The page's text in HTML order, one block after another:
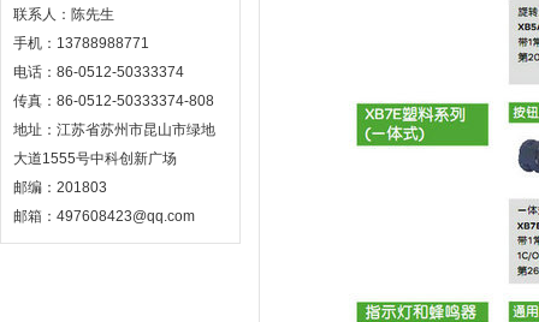
联系人：陈先生
手机：13788988771
电话：86-0512-50333374
传真：86-0512-50333374-808
地址：江苏省苏州市昆山市绿地
大道1555号中科创新广场
邮编：201803
邮箱：497608423@qq.com